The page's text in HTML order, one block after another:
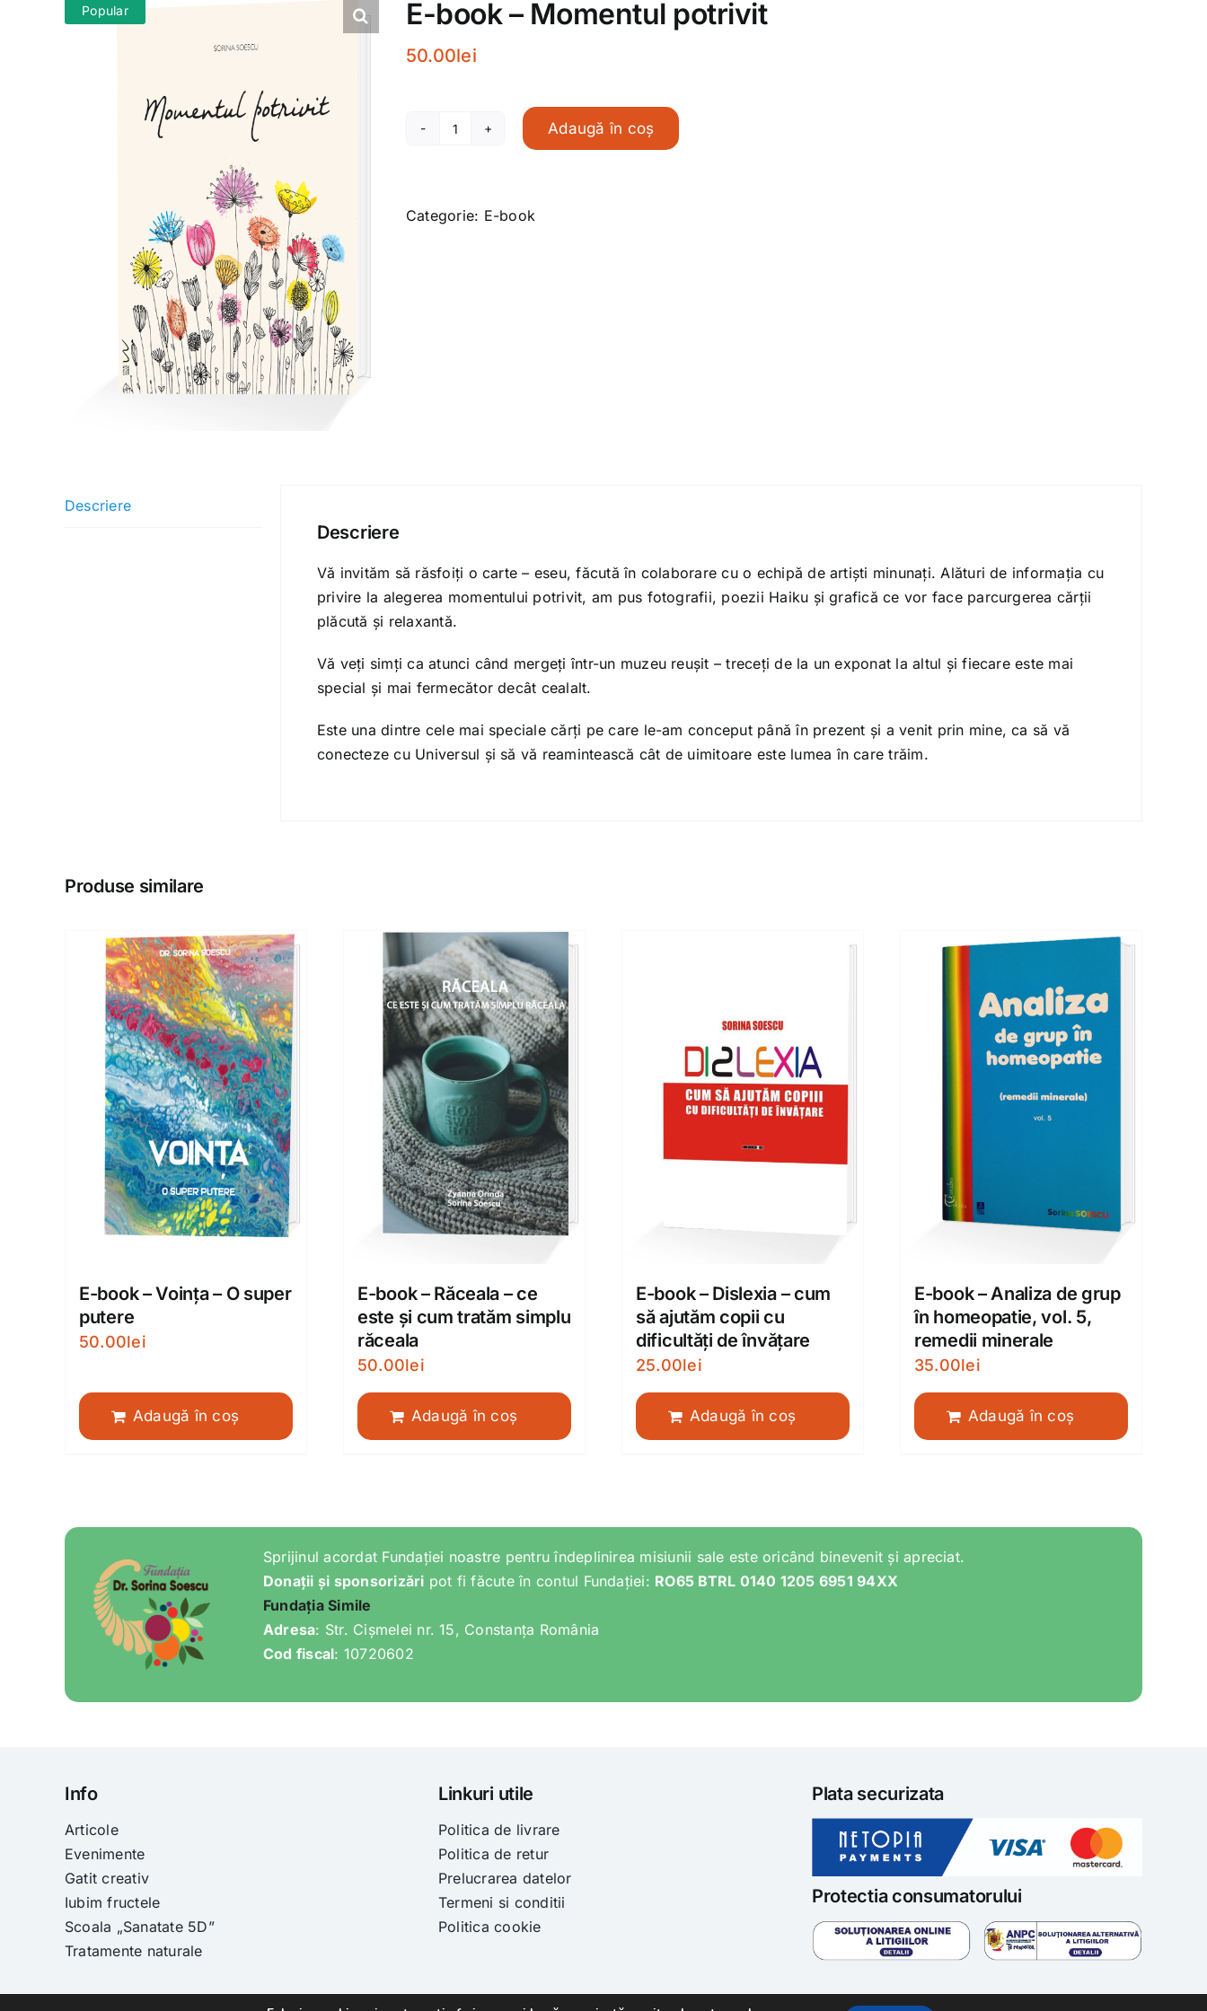
Popular E-book – Momentul potrivit
50.00lei
Cantitate
-
Adaugă în coș
Categorie: E-book
Descriere
Descriere
Vă invităm să răsfoiți o carte – eseu, făcută în colaborare cu o echipă de artiști minunați. Alături de informația cu
privire la alegerea momentului potrivit, am pus fotografii, poezii Haiku și grafică ce vor face parcurgerea cărții
plăcută și relaxantă.
Vă veți simți ca atunci când mergeți într-un muzeu reușit – treceți de la un exponat la altul și fiecare este mai
special și mai fermecător decât cealalt.
Este una dintre cele mai speciale cărți pe care le-am conceput până în prezent și a venit prin mine, ca să vă
conecteze cu Universul și să vă reamintească cât de uimitoare este lumea în care trăim.
Produse similare
E-book – Voința – O super
putere
50.00lei
Adaugă în coș
E-book – Răceala – ce
este și cum tratăm simplu
răceala
50.00lei
Adaugă în coș
E-book – Dislexia – cum
să ajutăm copii cu
dificultăţi de învăţare
25.00lei
Adaugă în coș
E-book – Analiza de grup
în homeopatie, vol. 5,
remedii minerale
35.00lei
Adaugă în coș
Sprijinul acordat Fundației noastre pentru îndeplinirea misiunii sale este oricând binevenit și apreciat.
Donații și sponsorizări pot fi făcute în contul Fundației: RO65 BTRL 0140 1205 6951 94XX
Fundația Simile
Adresa: Str. Cișmelei nr. 15, Constanța România
Cod fiscal: 10720602
Info
Articole
Evenimente
Gatit creativ
Iubim fructele
Scoala „Sanatate 5D”
Tratamente naturale
Linkuri utile
Politica de livrare
Politica de retur
Prelucrarea datelor
Termeni si conditii
Politica cookie
Plata securizata
Protectia consumatorului